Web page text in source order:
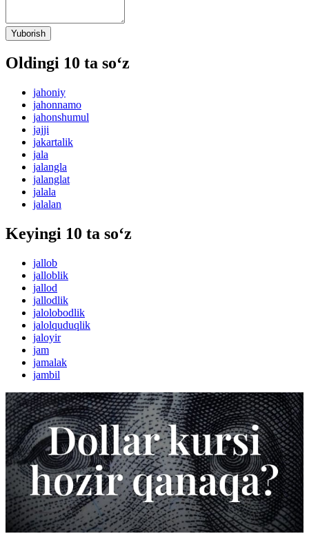
Yuborish
Oldingi 10 ta so‘z
jahoniy
jahonnamo
jahonshumul
jajji
jakartalik
jala
jalangla
jalanglat
jalala
jalalan
Keyingi 10 ta so‘z
jallob
jalloblik
jallod
jallodlik
jalolobodlik
jalolquduqlik
jaloyir
jam
jamalak
jambil